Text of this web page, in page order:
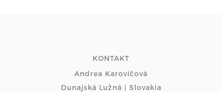
KONTAKT
Andrea Karovičová
Dunajská Lužná | Slovakia